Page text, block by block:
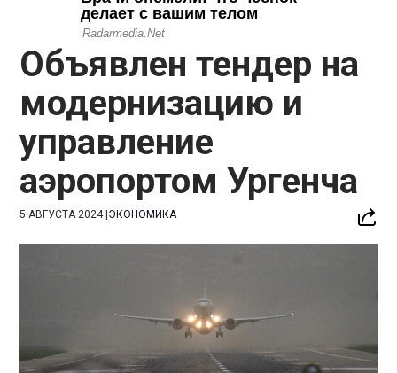
Объявлен тендер на
модернизацию и
управление
аэропортом Ургенча
5 АВГУСТА 2024|ЭКОНОМИКА